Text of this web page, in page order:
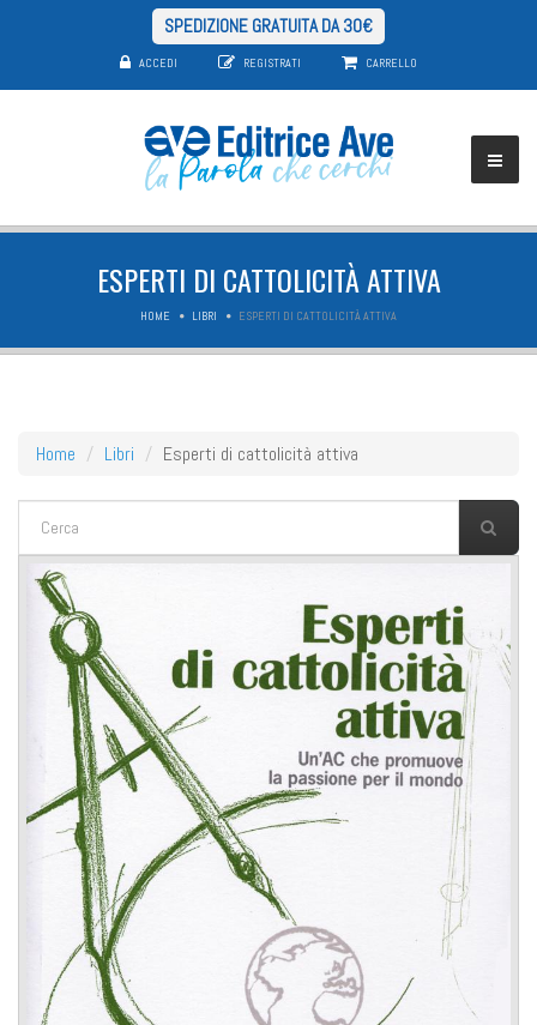
SPEDIZIONE GRATUITA DA 30€
ACCEDI REGISTRATI CARRELLO
ESPERTI DI CATTOLICITÀ ATTIVA
HOME LIBRI ESPERTI DI CATTOLICITÀ ATTIVA
Home Libri Esperti di cattolicità attiva
FORM DI RICERCA